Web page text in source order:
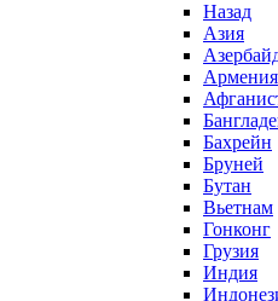
Назад
Азия
Армения
Бахрейн
Бруней
Бутан
Вьетнам
Гонконг
Грузия
Индия